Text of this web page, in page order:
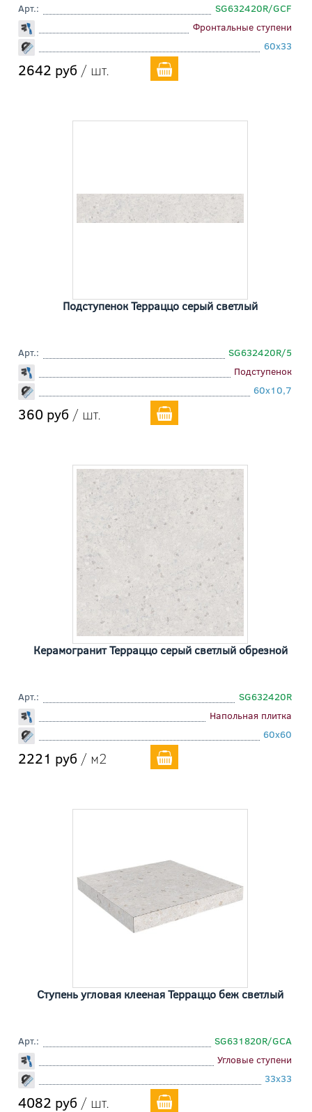
Арт.:
SG632420R/GCF
Фронтальные ступени
60x33
2642 руб / шт.
Подступенок Терраццо серый светлый
Арт.:
SG632420R/5
Подступенок
60x10,7
360 руб / шт.
Керамогранит Терраццо серый светлый обрезной
Арт.:
SG632420R
Напольная плитка
60x60
2221 руб / м2
Ступень угловая клееная Терраццо беж светлый
Арт.:
SG631820R/GCA
Угловые ступени
33x33
4082 руб / шт.